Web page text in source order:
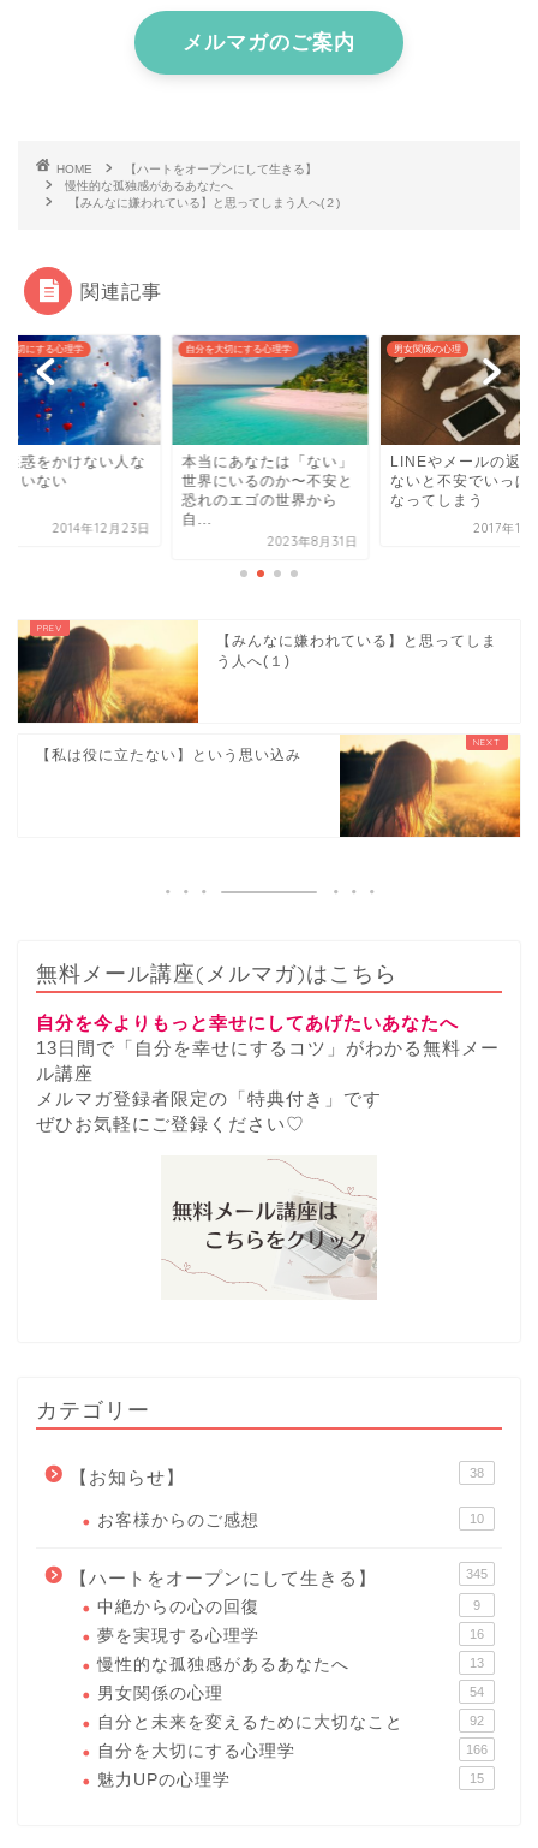
メルマガのご案内
HOME
【ハートをオープンにして生きる】
慢性的な孤独感があるあなたへ
【みんなに嫌われている】と思ってしまう人へ(２)
関連記事
大切にする心理学
迷惑をかけない人な
、いない
2014年12月23日
自分を大切にする心理学
本当にあなたは「ない」
世界にいるのか〜不安と
恐れのエゴの世界から
自...
2023年8月31日
男女関係の心理
LINEやメールの返
ないと不安でいっぱ
なってしまう
2017年10
【みんなに嫌われている】と思ってしま
う人へ(１)
【私は役に立たない】という思い込み
無料メール講座(メルマガ)はこちら
自分を今よりもっと幸せにしてあげたいあなたへ
13日間で「自分を幸せにするコツ」がわかる無料メー
ル講座
メルマガ登録者限定の「特典付き」です
ぜひお気軽にご登録ください♡
カテゴリー
【お知らせ】 38
お客様からのご感想 10
【ハートをオープンにして生きる】 345
中絶からの心の回復 9
夢を実現する心理学 16
慢性的な孤独感があるあなたへ 13
男女関係の心理 54
自分と未来を変えるために大切なこと 92
自分を大切にする心理学 166
魅力UPの心理学 15